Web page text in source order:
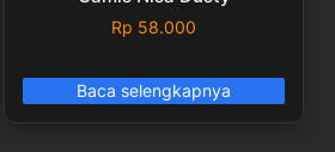
Rp 58.000
Baca selengkapnya